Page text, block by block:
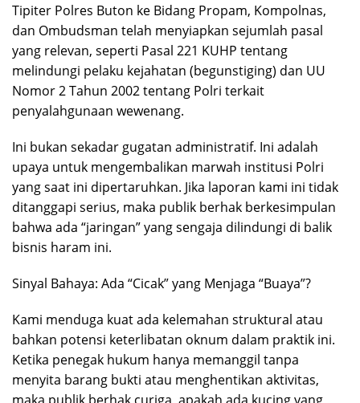
Tipiter Polres Buton ke Bidang Propam, Kompolnas,
dan Ombudsman telah menyiapkan sejumlah pasal
yang relevan, seperti Pasal 221 KUHP tentang
melindungi pelaku kejahatan (begunstiging) dan UU
Nomor 2 Tahun 2002 tentang Polri terkait
penyalahgunaan wewenang.
Ini bukan sekadar gugatan administratif. Ini adalah
upaya untuk mengembalikan marwah institusi Polri
yang saat ini dipertaruhkan. Jika laporan kami ini tidak
ditanggapi serius, maka publik berhak berkesimpulan
bahwa ada “jaringan” yang sengaja dilindungi di balik
bisnis haram ini.
Sinyal Bahaya: Ada “Cicak” yang Menjaga “Buaya”?
Kami menduga kuat ada kelemahan struktural atau
bahkan potensi keterlibatan oknum dalam praktik ini.
Ketika penegak hukum hanya memanggil tanpa
menyita barang bukti atau menghentikan aktivitas,